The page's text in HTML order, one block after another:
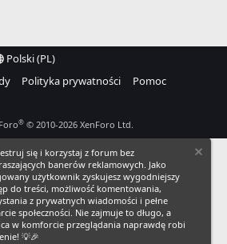
Polski (PL)
Polityka prywatności
Pomoc
® © 2010-2026 XenForo Ltd.
się i korzystaj z forum bez
banerów reklamowych. Jako
użytkownik zyskujesz wygodniejszy
do treści, możliwość komentowania,
z prywatnych wiadomości i pełne
społeczności. Nie zajmuje to długo, a
w komforcie przeglądania naprawdę robi
💡🎉